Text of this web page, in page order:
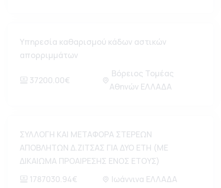
Υπηρεσία καθαρισμού κάδων αστικών
απορριμμάτων
37200.00€
Βόρειος Τομέας
Αθηνών ΕΛΛΑΔΑ
ΣΥΛΛΟΓΗ ΚΑΙ ΜΕΤΑΦΟΡΑ ΣΤΕΡΕΩΝ
ΑΠΟΒΛΗΤΩΝ Δ.ΖΙΤΣΑΣ ΓΙΑ ΔΥΟ ΕΤΗ (ΜΕ
ΔΙΚΑΙΩΜΑ ΠΡΟΑΙΡΕΣΗΣ ΕΝΟΣ ΕΤΟΥΣ)
1787030.94€
Ιωάννινα ΕΛΛΑΔΑ